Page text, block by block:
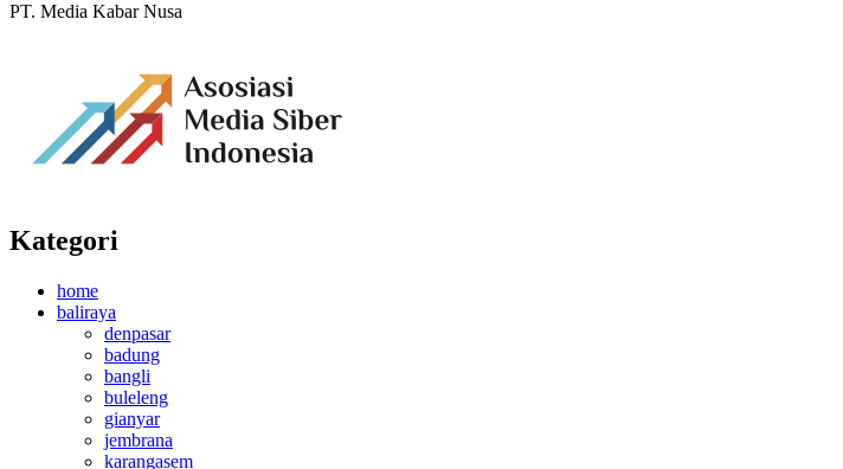
PT. Media Kabar Nusa
Kategori
home
baliraya
denpasar
badung
bangli
buleleng
gianyar
jembrana
karangasem